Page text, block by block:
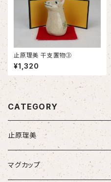
止原理美 干支置物③
¥1,320
CATEGORY
止原理美
マグカップ